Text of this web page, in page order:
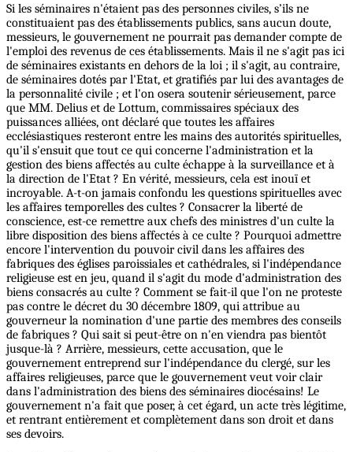
Si les séminaires n'étaient pas des personnes civiles, s’ils ne
constituaient pas des établissements publics, sans aucun doute,
messieurs, le gouvernement ne pourrait pas demander compte de
l'emploi des revenus de ces établissements. Mais il ne s'agit pas ici
de séminaires existants en dehors de la loi ; il s'agit, au contraire,
de séminaires dotés par l'Etat, et gratifiés par lui des avantages de
la personnalité civile ; et l'on osera soutenir sérieusement, parce
que MM. Delius et de Lottum, commissaires spéciaux des
puissances alliées, ont déclaré que toutes les affaires
ecclésiastiques resteront entre les mains des autorités spirituelles,
qu'il s'ensuit que tout ce qui concerne l'administration et la
gestion des biens affectés au culte échappe à la surveillance et à
la direction de l'Etat ? En vérité, messieurs, cela est inouï et
incroyable. A-t-on jamais confondu les questions spirituelles avec
les affaires temporelles des cultes ? Consacrer la liberté de
conscience, est-ce remettre aux chefs des ministres d'un culte la
libre disposition des biens affectés à ce culte ? Pourquoi admettre
encore l'intervention du pouvoir civil dans les affaires des
fabriques des églises paroissiales et cathédrales, si l'indépendance
religieuse est en jeu, quand il s'agit du mode d'administration des
biens consacrés au culte ? Comment se fait-il que l'on ne proteste
pas contre le décret du 30 décembre 1809, qui attribue au
gouverneur la nomination d'une partie des membres des conseils
de fabriques ? Qui sait si peut-être on n'en viendra pas bientôt
jusque-là ? Arrière, messieurs, cette accusation, que le
gouvernement entreprend sur l'indépendance du clergé, sur les
affaires religieuses, parce que le gouvernement veut voir clair
dans l'administration des biens des séminaires diocésains! Le
gouvernement n'a fait que poser, à cet égard, un acte très légitime,
et rentrant entièrement et complètement dans son droit et dans
ses devoirs.